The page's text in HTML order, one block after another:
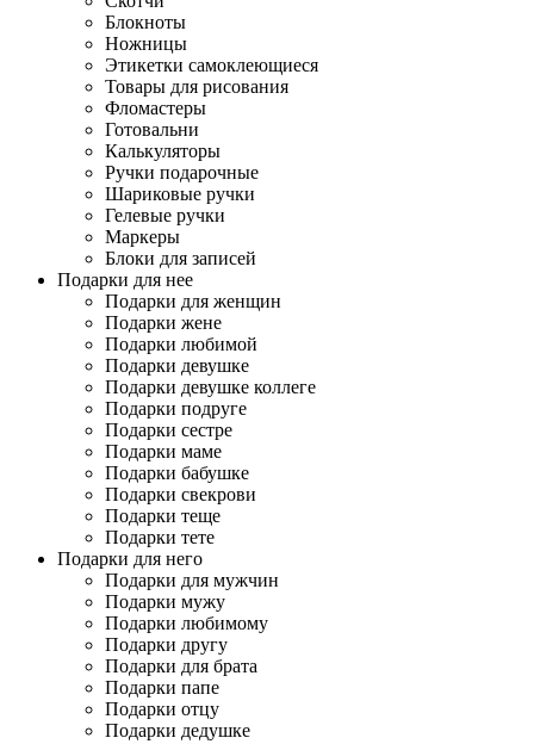
Блокноты
Ножницы
Этикетки самоклеющиеся
Товары для рисования
Фломастеры
Готовальни
Калькуляторы
Ручки подарочные
Шариковые ручки
Гелевые ручки
Маркеры
Блоки для записей
Подарки для нее
Подарки для женщин
Подарки жене
Подарки любимой
Подарки девушке
Подарки девушке коллеге
Подарки подруге
Подарки сестре
Подарки маме
Подарки бабушке
Подарки свекрови
Подарки теще
Подарки тете
Подарки для него
Подарки для мужчин
Подарки мужу
Подарки любимому
Подарки другу
Подарки для брата
Подарки папе
Подарки отцу
Подарки дедушке